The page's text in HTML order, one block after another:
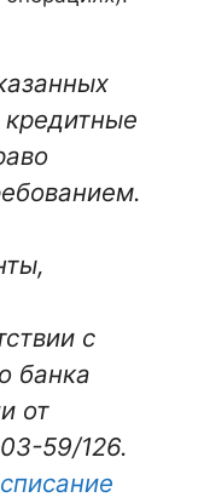
с
банка
от
59/126.